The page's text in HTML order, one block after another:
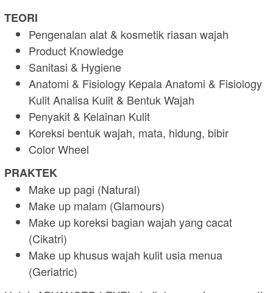
TEORI
Pengenalan alat & kosmetik riasan wajah
Product Knowledge
Sanitasi & Hygiene
Anatomi & Fisiology Kepala Anatomi & Fisiology
Kulit Analisa Kulit & Bentuk Wajah
Penyakit & Kelainan Kulit
Koreksi bentuk wajah, mata, hidung, bibir
Color Wheel
PRAKTEK
Make up pagi (Natural)
Make up malam (Glamours)
Make up koreksi bagian wajah yang cacat
(Cikatri)
Make up khusus wajah kulit usia menua
(Geriatric)